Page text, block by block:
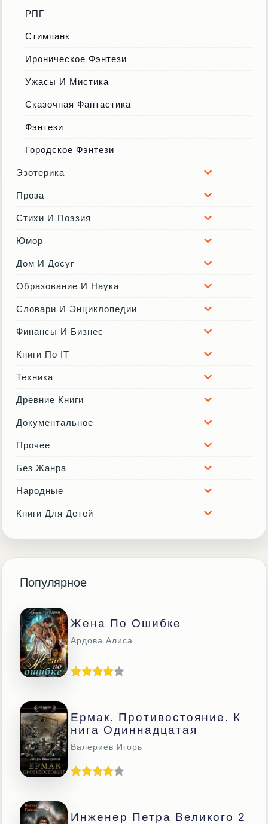
РПГ
Стимпанк
Ироническое Фэнтези
Ужасы И Мистика
Сказочная Фантастика
Фэнтези
Городское Фэнтези
Эзотерика
Проза
Стихи И Поэзия
Юмор
Дом И Досуг
Образование И Наука
Словари И Энциклопедии
Финансы И Бизнес
Книги По IT
Техника
Древние Книги
Документальное
Прочее
Без Жанра
Народные
Книги Для Детей
Популярное
Жена По Ошибке
Ардова Алиса
Ермак. Противостояние. К
Нига Одиннадцатая
Валериев Игорь
Инженер Петра Великого 2